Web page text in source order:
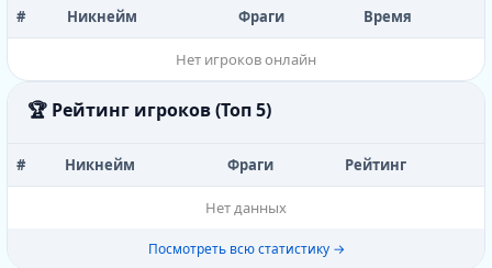
# Никнейм Фраги Время
Нет игроков онлайн
🏆 Рейтинг игроков (Топ 5)
# Никнейм Фраги Рейтинг
Нет данных
Посмотреть всю статистику →